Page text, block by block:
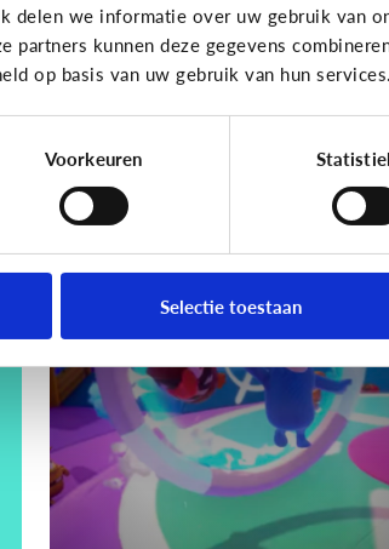
delen we informatie over uw gebruik van
partners kunnen deze gegevens
op basis van uw gebruik van hun services.
Voorkeuren
Selectie toestaan
Gaming
Wat is Fall Guys?